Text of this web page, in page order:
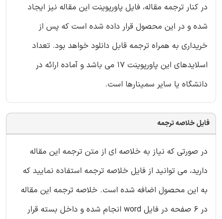
در کنار ترجمه مقاله، فایل پاورپوینت این مقاله نیز ایجاد
شده و در این محصول قرار داده شده است که پس از
خریداری به همراه ترجمه قابل دانلود خواهد بود. تعداد
اسلایدهای این پاورپوینت 17 می باشد و آماده ارائه در
دانشگاه یا سایر سمینارها است.
فایل خلاصه ترجمه
در صورتی که نیاز به خلاصه ای از متن ترجمه این مقاله
دارید، می توانید از فایل خلاصه ترجمه استفاده نمایید که
به این محصول اضافه شده است. خلاصه ترجمه این مقاله
در 6 صفحه در فایل word انجام شده و داخل بسته قرار